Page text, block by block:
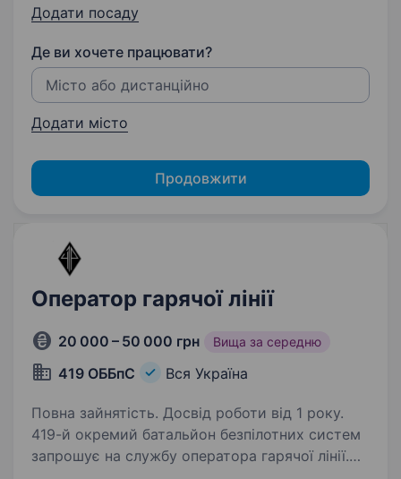
Додати посаду
Де ви хочете працювати?
Додати місто
Продовжити
Оператор гарячої лінії
20 000 – 50 000 грн Вища за середню
419 ОББпС Вся Україна
Повна зайнятість. Досвід роботи від 1 року.
419-й окремий батальйон безпілотних систем
запрошує на службу оператора гарячої лінії.